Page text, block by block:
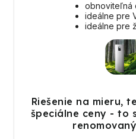
obnoviteľná
ideálne pre
ideálne pre
Riešenie na mieru,
špeciálne ceny - to